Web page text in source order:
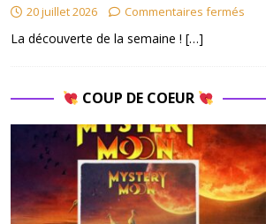
20 juillet 2026 Commentaires fermés
La découverte de la semaine ! […]
COUP DE COEUR